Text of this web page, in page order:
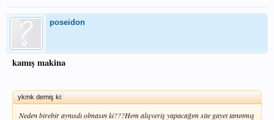
poseidon
kamış makina
ykmk demiş ki:
Neden birebir aynısdı olmasın ki???Hem alışveriş yapacağım site gayet tanınmış